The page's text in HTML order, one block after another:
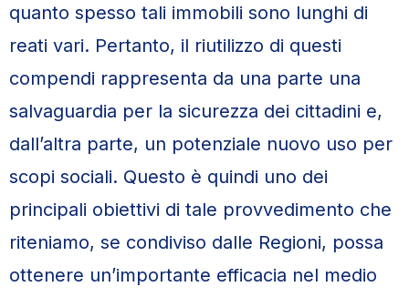
quanto spesso tali immobili sono lunghi di
reati vari. Pertanto, il riutilizzo di questi
compendi rappresenta da una parte una
salvaguardia per la sicurezza dei cittadini e,
dall’altra parte, un potenziale nuovo uso per
scopi sociali. Questo è quindi uno dei
principali obiettivi di tale provvedimento che
riteniamo, se condiviso dalle Regioni, possa
ottenere un’importante efficacia nel medio